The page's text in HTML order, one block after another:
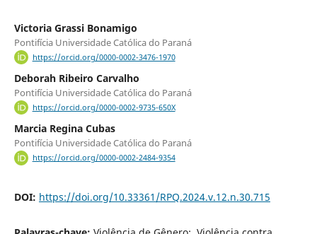
Victoria Grassi Bonamigo
Pontifícia Universidade Católica do Paraná
https://orcid.org/0000-0002-3476-1970
Deborah Ribeiro Carvalho
Pontifícia Universidade Católica do Paraná
https://orcid.org/0000-0002-9735-650X
Marcia Regina Cubas
Pontifícia Universidade Católica do Paraná
https://orcid.org/0000-0002-2484-9354
DOI: https://doi.org/10.33361/RPQ.2024.v.12.n.30.715